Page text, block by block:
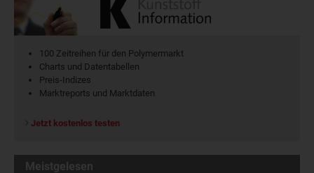
100 Zeitreihen für den Polymermarkt
Charts und Datentabellen
Preis-Indizes
Marktreports und Marktdaten
Jetzt kostenlos testen
Meistgelesen